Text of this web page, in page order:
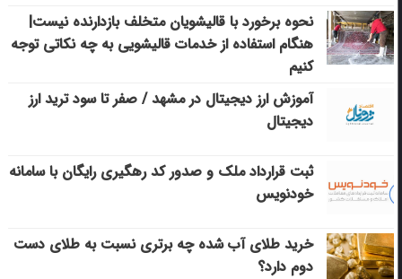
نحوه برخورد با قالیشویان متخلف بازدارنده نیست|
هنگام استفاده از خدمات قالیشویی به چه نکاتی توجه
کنیم
آموزش ارز دیجیتال در مشهد / صفر تا سود ترید ارز
دیجیتال
ثبت قرارداد ملک و صدور کد رهگیری رایگان با سامانه
خودنویس
خرید طلای آب شده چه برتری نسبت به طلای دست
دوم دارد؟